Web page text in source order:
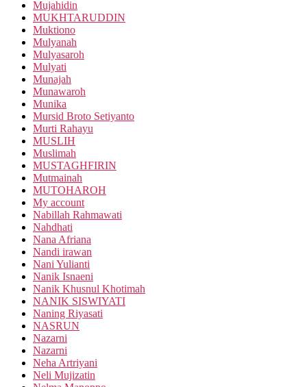
Mujahidin
MUKHTARUDDIN
Muktiono
Mulyanah
Mulyasaroh
Mulyati
Munajah
Munawaroh
Munika
Mursid Broto Setiyanto
Murti Rahayu
MUSLIH
Muslimah
MUSTAGHFIRIN
Mutmainah
MUTOHAROH
My account
Nabillah Rahmawati
Nahdhati
Nana Afriana
Nandi irawan
Nani Yulianti
Nanik Isnaeni
Nanik Khusnul Khotimah
NANIK SISWIYATI
Naning Riyasati
NASRUN
Nazarni
Nazarni
Neha Artriyani
Neli Mujizatin